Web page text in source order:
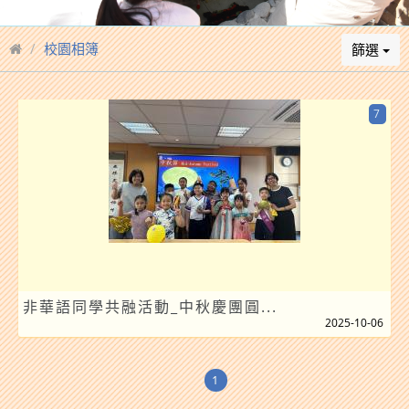
校園相簿 篩選
非華語同學共融活動_中秋慶團圓...
7
2025-10-06
1